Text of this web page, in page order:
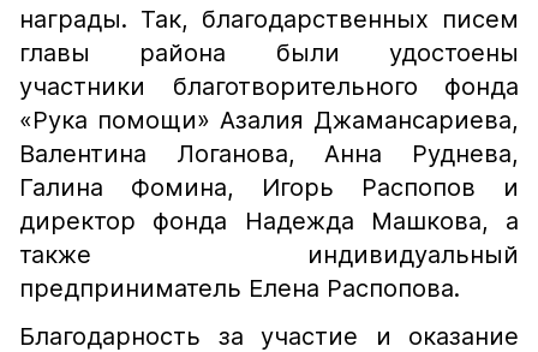
награды. Так, благодарственных писем
главы района были удостоены
участники благотворительного фонда
«Рука помощи» Азалия Джамансариева,
Валентина Логанова, Анна Руднева,
Галина Фомина, Игорь Распопов и
директор фонда Надежда Машкова, а
также индивидуальный
предприниматель Елена Распопова.
Благодарность за участие и оказание